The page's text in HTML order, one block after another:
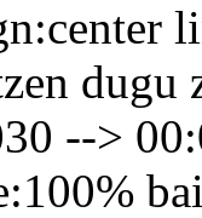
dugu
-->